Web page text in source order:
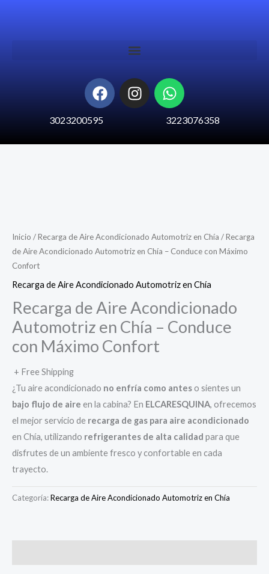
F
a
c
e
b
I
n
a
W
h
a
t
s
3023200595 3223076358
Inicio /Recarga de Aire Acondicionado Automotriz en Chía / Recarga
de Aire Acondicionado Automotriz en Chía – Conduce con Máximo
Confort
Recarga de Aire Acondicionado Automotriz en Chía
Recarga de Aire Acondicionado
Automotriz en Chía – Conduce
con Máximo Confort
+ Free Shipping
¿Tu aire acondicionado no enfría como antes o sientes un
bajo flujo de aire en la cabina? En ELCARESQUINA, ofrecemos
el mejor servicio de recarga de gas para aire acondicionado
en Chía, utilizando refrigerantes de alta calidad para que
disfrutes de un ambiente fresco y confortable en cada
trayecto.
Categoría:Recarga de Aire Acondicionado Automotriz en Chía